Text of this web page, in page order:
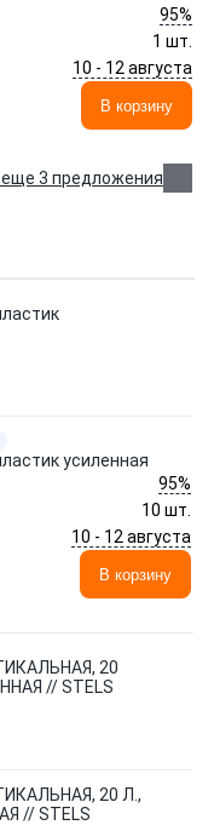
95%
1 шт.
10 - 12 августа
В корзину
еще 3 предложения
усиленная
95%
10 шт.
10 - 12 августа
В корзину
20
// STELS
20 Л.,
// STELS